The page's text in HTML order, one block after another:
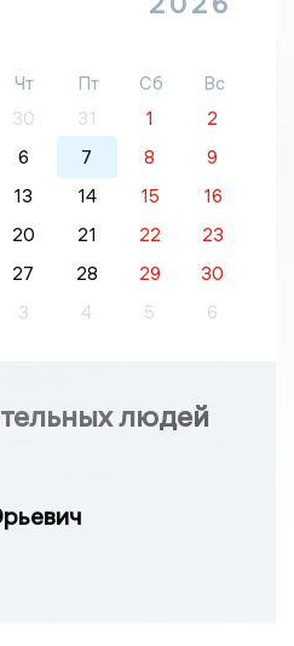
Чт Пт Сб
Вс
30 31 1
2
6 7 8
9
13 14 15
16
20 21 22
23
27 28 29
30
3 4 5 6
людей